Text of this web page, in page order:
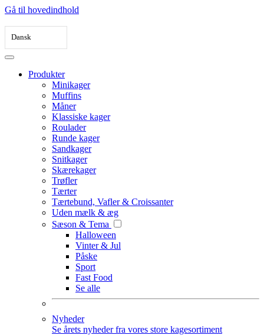
Gå til hovedindhold
Dansk
Produkter
Minikager
Muffins
Måner
Klassiske kager
Roulader
Runde kager
Sandkager
Snitkager
Skærekager
Trøfler
Tærter
Tærtebund, Vafler & Croissanter
Uden mælk & æg
Sæson & Tema
Halloween
Vinter & Jul
Påske
Sport
Fast Food
Se alle
Nyheder
Se årets nyheder fra vores store kagesortiment